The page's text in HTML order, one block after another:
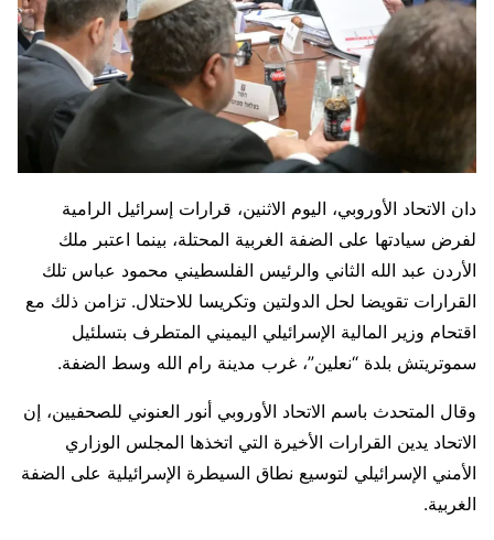
دان الاتحاد الأوروبي، اليوم الاثنين، قرارات إسرائيل الرامية
لفرض سيادتها على الضفة الغربية المحتلة، بينما اعتبر ملك
الأردن عبد الله الثاني والرئيس الفلسطيني محمود عباس تلك
القرارات تقويضا لحل الدولتين وتكريسا للاحتلال. تزامن ذلك مع
اقتحام وزير المالية الإسرائيلي اليميني المتطرف بتسلئيل
سموتريتش بلدة “نعلين”، غرب مدينة رام الله وسط الضفة.
وقال المتحدث باسم الاتحاد الأوروبي أنور العنوني للصحفيين، إن
الاتحاد يدين القرارات الأخيرة التي اتخذها المجلس الوزاري
الأمني الإسرائيلي لتوسيع نطاق السيطرة الإسرائيلية على الضفة
الغربية.